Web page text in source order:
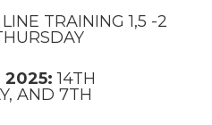
TRAINING 1,5 -2
2025:14TH
AND 7TH